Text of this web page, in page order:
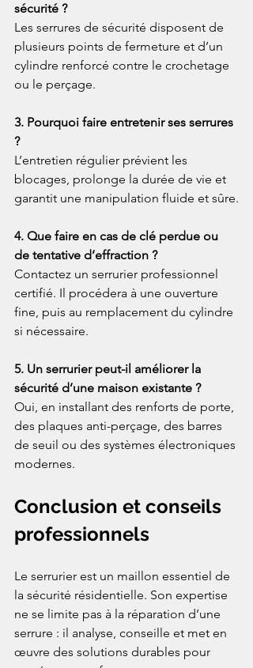
sécurité ?
Les serrures de sécurité disposent de
plusieurs points de fermeture et d’un
cylindre renforcé contre le crochetage
ou le perçage.
3. Pourquoi faire entretenir ses serrures
?
L’entretien régulier prévient les
blocages, prolonge la durée de vie et
garantit une manipulation fluide et sûre.
4. Que faire en cas de clé perdue ou
de tentative d’effraction ?
Contactez un serrurier professionnel
certifié. Il procédera à une ouverture
fine, puis au remplacement du cylindre
si nécessaire.
5. Un serrurier peut-il améliorer la
sécurité d’une maison existante ?
Oui, en installant des renforts de porte,
des plaques anti-perçage, des barres
de seuil ou des systèmes électroniques
modernes.
Conclusion et conseils
professionnels
Le serrurier est un maillon essentiel de
la sécurité résidentielle. Son expertise
ne se limite pas à la réparation d’une
serrure : il analyse, conseille et met en
œuvre des solutions durables pour